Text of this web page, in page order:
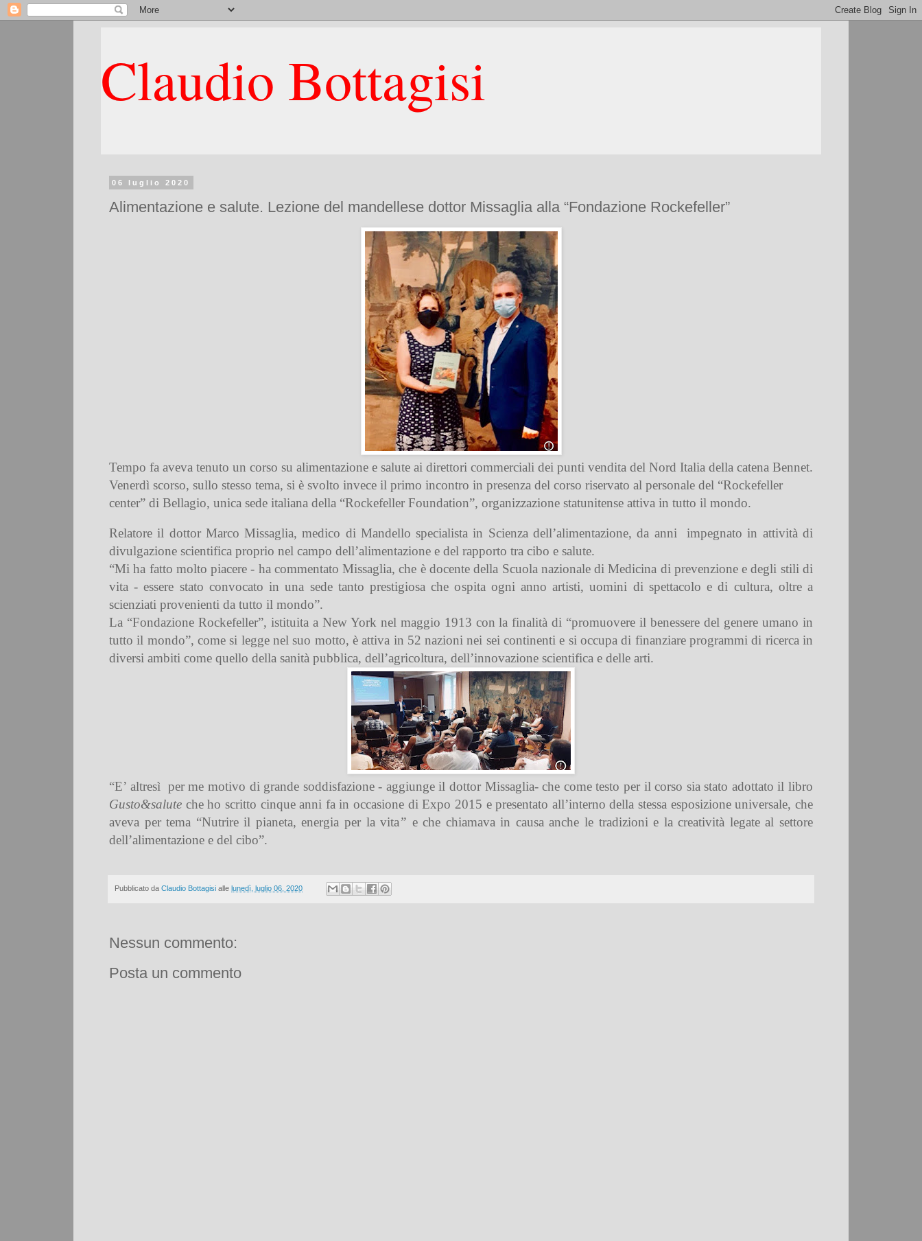
Claudio Bottagisi
06 luglio 2020
Alimentazione e salute. Lezione del mandellese dottor Missaglia alla “Fondazione Rockefeller”
Tempo fa aveva tenuto un corso su alimentazione e salute ai direttori commerciali dei punti vendita del Nord Italia della catena Bennet.
Venerdì scorso, sullo stesso tema, si è svolto invece il primo incontro in presenza del corso riservato al personale del “Rockefeller
center” di Bellagio, unica sede italiana della “Rockefeller Foundation”, organizzazione statunitense attiva in tutto il mondo.
Relatore il dottor Marco Missaglia, medico di Mandello specialista in Scienza dell’alimentazione, da anni
impegnato in attività di
divulgazione scientifica proprio nel campo dell’alimentazione e del rapporto tra cibo e salute.
“Mi ha fatto molto piacere - ha commentato Missaglia, che è docente della Scuola nazionale di Medicina di prevenzione e degli stili di
vita - essere stato convocato in una sede tanto prestigiosa che ospita ogni anno artisti, uomini di spettacolo e di cultura, oltre a
scienziati provenienti da tutto il mondo”.
La “Fondazione Rockefeller”, istituita a New York nel maggio 1913 con la finalità di “promuovere il benessere del genere umano in
tutto il mondo”, come si legge nel suo motto, è attiva in 52 nazioni nei sei continenti e si occupa di finanziare programmi di ricerca in
diversi ambiti come quello della sanità pubblica, dell’agricoltura, dell’innovazione scientifica e delle arti.
“E’ altresì per me motivo di grande soddisfazione - aggiunge il dottor Missaglia- che come testo per il corso sia stato adottato il libro
Gusto&salute che ho scritto cinque anni fa in occasione di Expo 2015 e presentato all’interno della stessa esposizione universale, che
aveva per tema “Nutrire il pianeta, energia per la vita” e che chiamava in causa anche le tradizioni e la creatività legate al settore
dell’alimentazione e del cibo”.
Pubblicato da Claudio Bottagisi alle lunedì, luglio 06, 2020
Nessun commento:
Posta un commento